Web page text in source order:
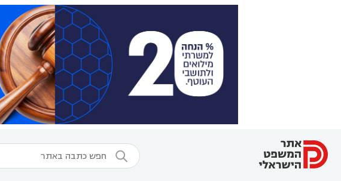
